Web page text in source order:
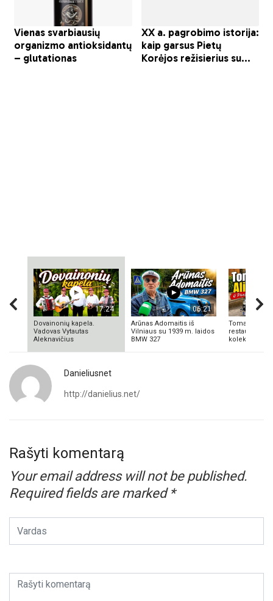
17:24
Dovainonių kapela.
Vadovas Vytautas
Aleknavičius
06:21
Arūnas Adomaitis iš
Vilniaus su 1939 m. laidos
BMW 327
Tomas
Danieliusnet
http://danielius.net/
Rašyti komentarą
Your email address will not be published.
Required fields are marked *